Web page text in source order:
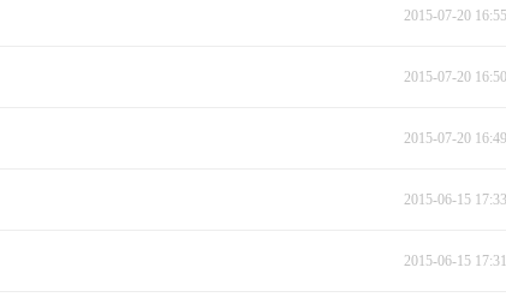
2015-07-20
2015-07-20
2015-07-20
2015-06-15
2015-06-15